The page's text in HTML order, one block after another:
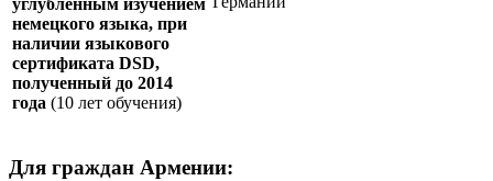
немецкого языка, при
наличии языкового
сертификата DSD,
полученный до 2014
года (10 лет обучения)
Для граждан Армении: